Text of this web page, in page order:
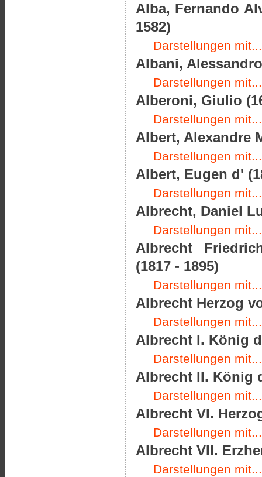
Alba, Fernando
1582)
Darstellungen mit...
Albani,
Darstellungen mit...
Alberoni, Giulio
Darstellungen mit...
Albert, Alexandre
Darstellungen mit...
Albert, Eugen d'
Darstellungen mit...
Albrecht, Daniel
Darstellungen mit...
Albrecht
(1817 - 1895)
Darstellungen mit...
Albrecht Herzog
Darstellungen mit...
Albrecht I. König
Darstellungen mit...
Albrecht II. König
Darstellungen mit...
Albrecht VI.
Darstellungen mit...
Albrecht VII.
Darstellungen mit...